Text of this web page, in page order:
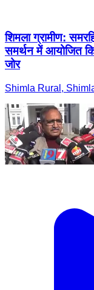
शिमला ग्रामीण:
समर्थन में आयोजित
जोर
Shimla Rural,